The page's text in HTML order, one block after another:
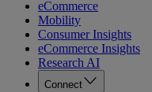
eCommerce
Mobility
Consumer Insights
eCommerce Insights
Research AI
Connect